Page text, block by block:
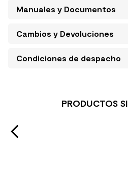
Manuales y Documentos
Cambios y Devoluciones
Condiciones de despacho
PRODUCTOS